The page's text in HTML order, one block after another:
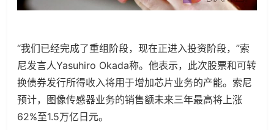
“我们已经完成了重组阶段，现在正进入投资阶段，”索
尼发言人Yasuhiro Okada称。他表示，此次股票和可转
换债券发行所得收入将用于增加芯片业务的产能。索尼
预计，图像传感器业务的销售额未来三年最高将上涨
62%至1.5万亿日元。